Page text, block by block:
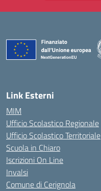
Link Esterni
MIM
Ufficio Scolastico Regionale
Ufficio Scolastico Territoriale
Scuola in Chiaro
Iscrizioni On Line
Invalsi
Comune di Cerignola